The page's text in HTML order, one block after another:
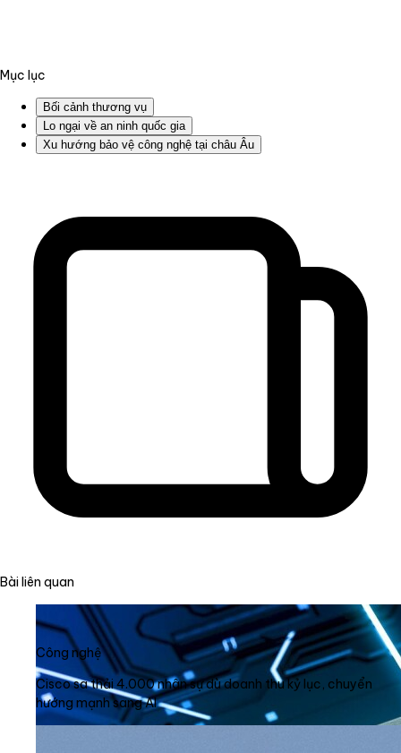
Mục lục
Bối cảnh thương vụ
Lo ngại về an ninh quốc gia
Xu hướng bảo vệ công nghệ tại châu Âu
Bài liên quan
Công nghệ
Cisco sa thải 4.000 nhân sự dù doanh thu kỷ lục, chuyển
hướng mạnh sang AI